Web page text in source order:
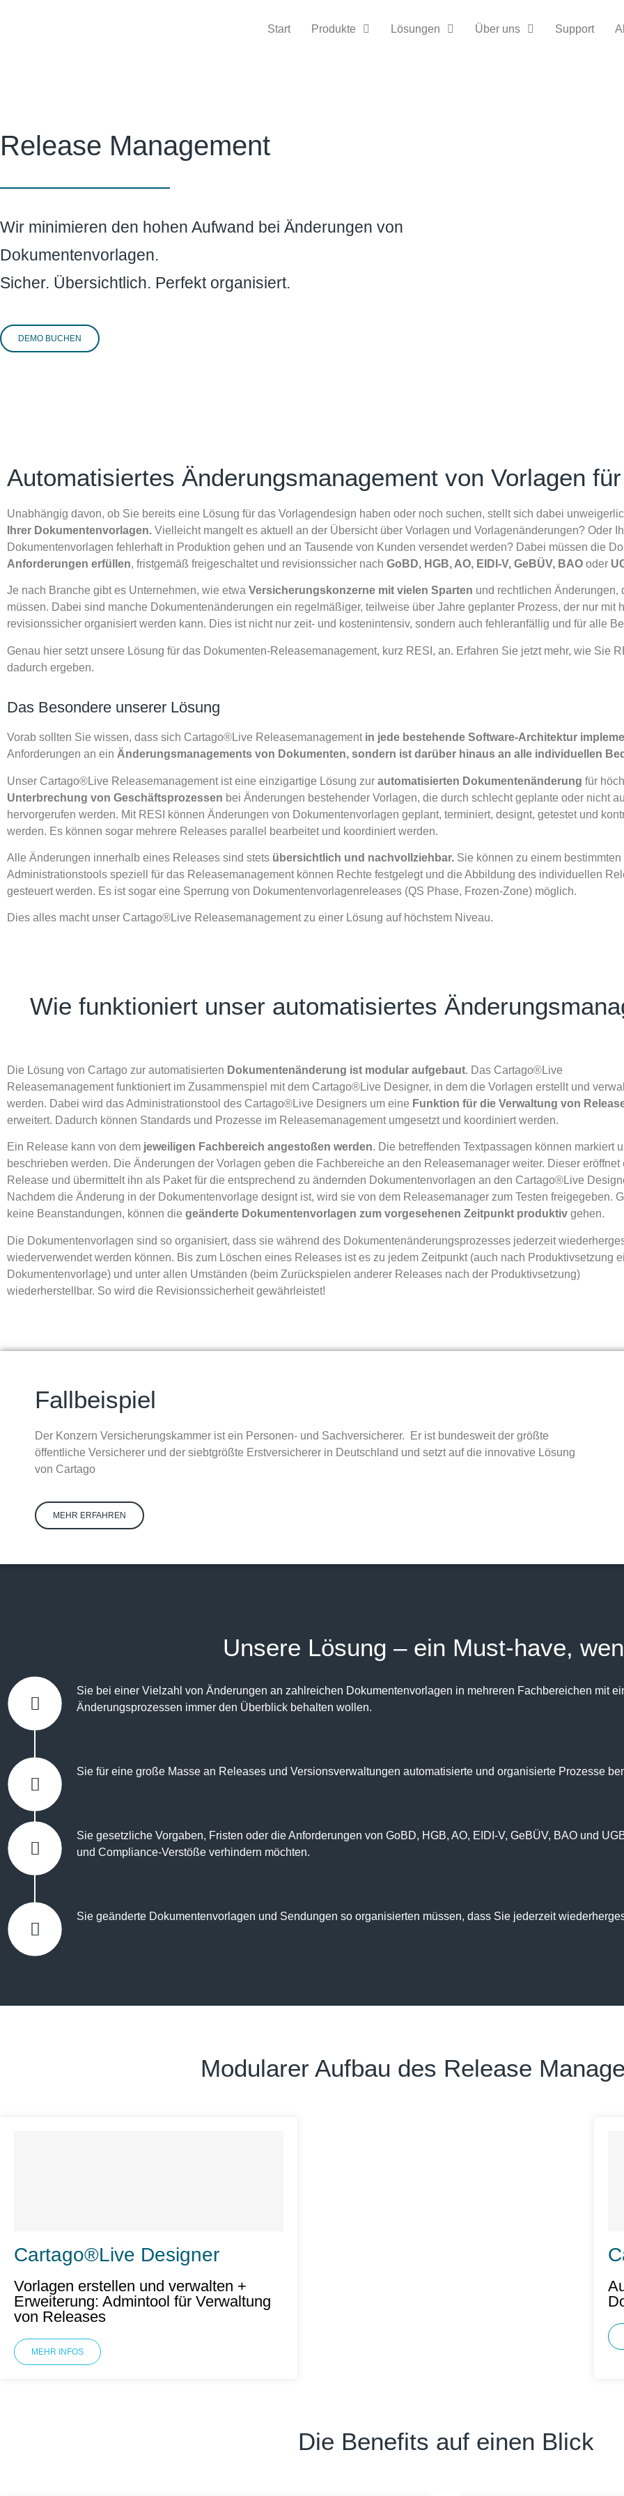
Start Produkte Lösungen Über uns Support
Release Management
Wir minimieren den hohen Aufwand bei Änderungen von
Dokumentenvorlagen.
Sicher. Übersichtlich. Perfekt organisiert.
DEMO BUCHEN
Automatisiertes Änderungsmanagement von Vorlagen
Unabhängig davon, ob Sie bereits eine Lösung für das Vorlagendesign haben oder noch suchen, stellt sich dabei
Ihrer Dokumentenvorlagen. Vielleicht mangelt es aktuell an der Übersicht über Vorlagen und Vorlagenänderungen? Oder
Dokumentenvorlagen fehlerhaft in Produktion gehen und an Tausende von Kunden versendet werden? Dabei müssen die
Anforderungen erfüllen, fristgemäß freigeschaltet und revisionssicher nach GoBD, HGB, AO, EIDI-V, GeBÜV, BAO oder
Je nach Branche gibt es Unternehmen, wie etwa Versicherungskonzerne mit vielen Sparten und rechtlichen Änderungen,
müssen. Dabei sind manche Dokumentenänderungen ein regelmäßiger, teilweise über Jahre geplanter Prozess, der nur
revisionssicher organisiert werden kann. Dies ist nicht nur zeit- und kostenintensiv, sondern auch fehleranfällig und für alle
Genau hier setzt unsere Lösung für das Dokumenten-Releasemanagement, kurz RESI, an. Erfahren Sie jetzt mehr, wie Sie
dadurch ergeben.
Das Besondere unserer Lösung
Vorab sollten Sie wissen, dass sich Cartago®Live Releasemanagement in jede bestehende Software-Architektur
Anforderungen an ein Änderungsmanagements von Dokumenten, sondern ist darüber hinaus an alle individuellen
Unser Cartago®Live Releasemanagement ist eine einzigartige Lösung zur automatisierten Dokumentenänderung für
Unterbrechung von Geschäftsprozessen bei Änderungen bestehender Vorlagen, die durch schlecht geplante oder nicht
hervorgerufen werden. Mit RESI können Änderungen von Dokumentenvorlagen geplant, terminiert, designt, getestet und
werden. Es können sogar mehrere Releases parallel bearbeitet und koordiniert werden.
Alle Änderungen innerhalb eines Releases sind stets übersichtlich und nachvollziehbar. Sie können zu einem
Administrationstools speziell für das Releasemanagement können Rechte festgelegt und die Abbildung des individuellen
gesteuert werden. Es ist sogar eine Sperrung von Dokumentenvorlagenreleases (QS Phase, Frozen-Zone) möglich.
Dies alles macht unser Cartago®Live Releasemanagement zu einer Lösung auf höchstem Niveau.
Wie funktioniert unser automatisiertes
Die Lösung von Cartago zur automatisierten Dokumentenänderung ist modular aufgebaut. Das Cartago®Live
Releasemanagement funktioniert im Zusammenspiel mit dem Cartago®Live Designer, in dem die Vorlagen erstellt und
werden. Dabei wird das Administrationstool des Cartago®Live Designers um eine Funktion für die Verwaltung von
erweitert. Dadurch können Standards und Prozesse im Releasemanagement umgesetzt und koordiniert werden.
Ein Release kann von dem jeweiligen Fachbereich angestoßen werden. Die betreffenden Textpassagen können markiert
beschrieben werden. Die Änderungen der Vorlagen geben die Fachbereiche an den Releasemanager weiter. Dieser eröffnet
Release und übermittelt ihn als Paket für die entsprechend zu ändernden Dokumentenvorlagen an den Cartago®Live
Nachdem die Änderung in der Dokumentenvorlage designt ist, wird sie von dem Releasemanager zum Testen freigegeben.
keine Beanstandungen, können die geänderte Dokumentenvorlagen zum vorgesehenen Zeitpunkt produktiv gehen.
Die Dokumentenvorlagen sind so organisiert, dass sie während des Dokumentenänderungsprozesses jederzeit
wiederverwendet werden können. Bis zum Löschen eines Releases ist es zu jedem Zeitpunkt (auch nach Produktivsetzung
Dokumentenvorlage) und unter allen Umständen (beim Zurückspielen anderer Releases nach der Produktivsetzung)
wiederherstellbar. So wird die Revisionssicherheit gewährleistet!
Fallbeispiel
Der Konzern Versicherungskammer ist ein Personen- und Sachversicherer. Er ist bundesweit der größte
öffentliche Versicherer und der siebtgrößte Erstversicherer in Deutschland und setzt auf die innovative Lösung
von Cartago
MEHR ERFAHREN
Unsere Lösung – ein Must-have,
Sie bei einer Vielzahl von Änderungen an zahlreichen Dokumentenvorlagen in mehreren Fachbereichen mit
Änderungsprozessen immer den Überblick behalten wollen.
Sie für eine große Masse an Releases und Versionsverwaltungen automatisierte und organisierte Prozesse
Sie gesetzliche Vorgaben, Fristen oder die Anforderungen von GoBD, HGB, AO, EIDI-V, GeBÜV, BAO und
und Compliance-Verstöße verhindern möchten.
Sie geänderte Dokumentenvorlagen und Sendungen so organisierten müssen, dass Sie jederzeit
Modularer Aufbau des Release
Cartago®Live Designer
Vorlagen erstellen und verwalten +
Erweiterung: Admintool für Verwaltung
von Releases
MEHR INFOS
Die Benefits auf einen Blick